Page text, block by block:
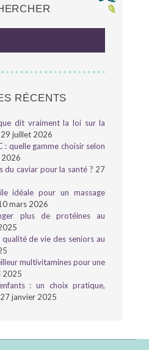
RÉCENTS
dit vraiment la loi sur la
29 juillet 2026
: quelle gamme choisir selon
2026
du caviar pour la santé ? 27
idéale pour un massage
mars 2026
plus de protéines au
de vie des seniors au
multivitamines pour une
2025
: un choix pratique,
27 janvier 2025